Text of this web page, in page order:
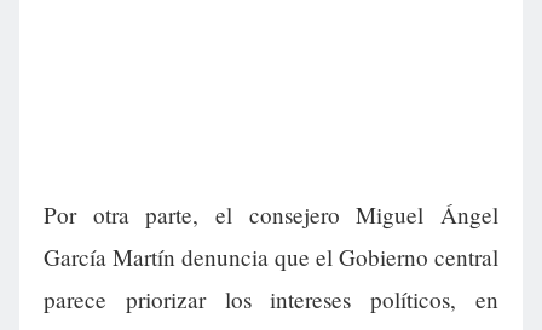
Por otra parte, el consejero Miguel Ángel
García Martín denuncia que el Gobierno central
parece priorizar los intereses políticos, en